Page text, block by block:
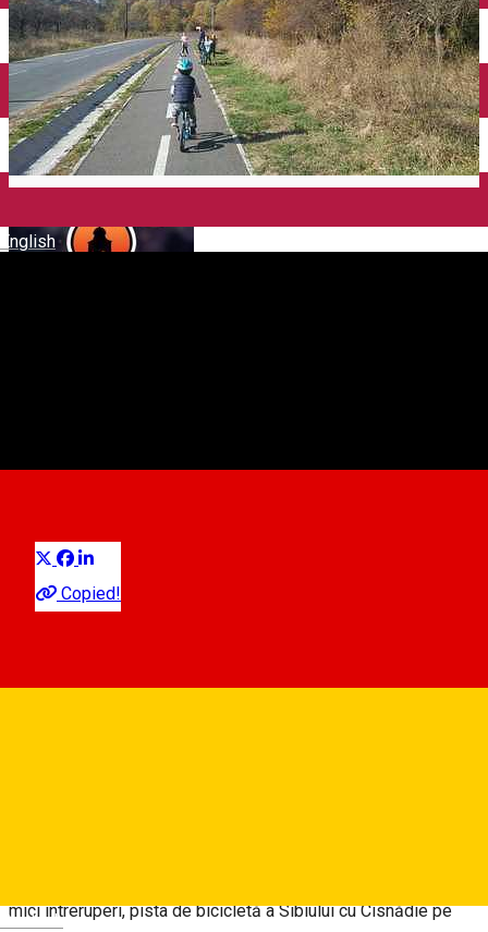
English
Deutsch
Copied!
Despre
mici întreruperi, pista de bicicletă a Sibiului cu Cisnădie pe